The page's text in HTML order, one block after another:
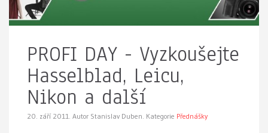
PROFI DAY - Vyzkoušejte
Hasselblad, Leicu,
Nikon a další
20. září 2011. Autor Stanislav Duben. Kategorie Přednášky